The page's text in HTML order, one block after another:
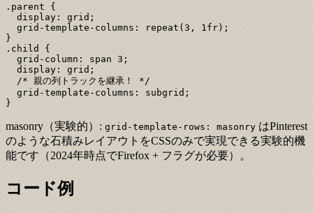
.parent {
  display: grid;
  grid-template-columns: repeat(3, 1fr);
}
.child {
  grid-column: span 3;
  display: grid;
  /* 親の列トラックを継承！ */
  grid-template-columns: subgrid;
}
masonry（実験的）: grid-template-rows: masonry はPinterest
のような石積みレイアウトをCSSのみで実現できる実験的機
能です（2024年時点でFirefox + フラグが必要）。
コード例